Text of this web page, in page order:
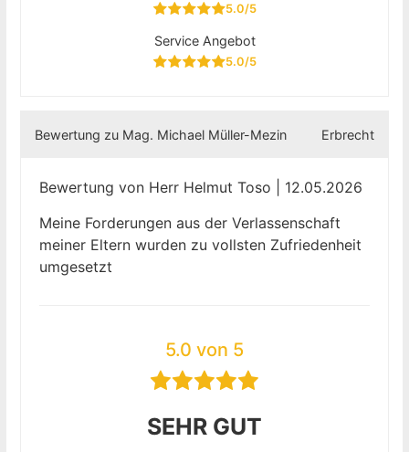
5.0/5
Service Angebot
5.0/5
Bewertung zu Mag. Michael Müller-Mezin Erbrecht
Bewertung von Herr Helmut Toso | 12.05.2026
Meine Forderungen aus der Verlassenschaft
meiner Eltern wurden zu vollsten Zufriedenheit
umgesetzt
5.0 von 5
SEHR GUT